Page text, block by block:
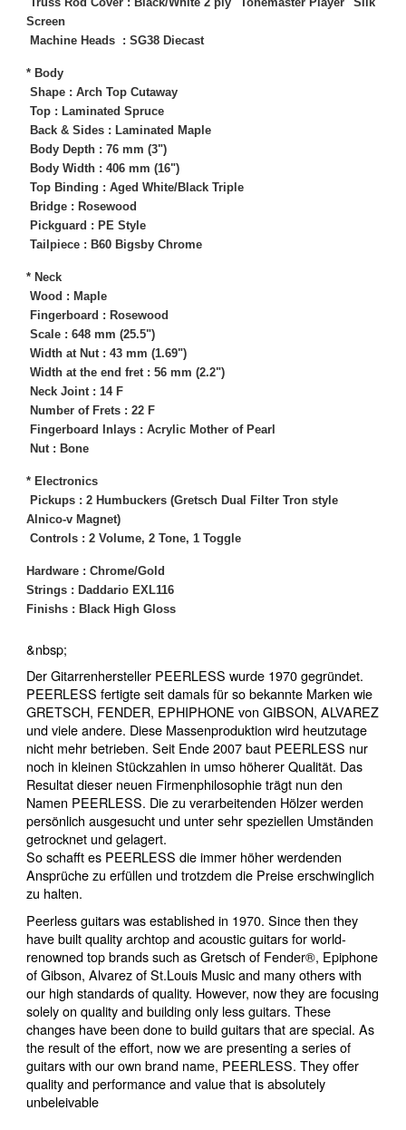
Screen
Machine Heads : SG38 Diecast
* Body
Shape : Arch Top Cutaway
Top : Laminated Spruce
Back & Sides : Laminated Maple
Body Depth : 76 mm (3")
Body Width : 406 mm (16")
Top Binding : Aged White/Black Triple
Bridge : Rosewood
Pickguard : PE Style
Tailpiece : B60 Bigsby Chrome
* Neck
Wood : Maple
Fingerboard : Rosewood
Scale : 648 mm (25.5")
Width at Nut : 43 mm (1.69")
Width at the end fret : 56 mm (2.2")
Neck Joint : 14 F
Number of Frets : 22 F
Fingerboard Inlays : Acrylic Mother of Pearl
Nut : Bone
* Electronics
Pickups : 2 Humbuckers (Gretsch Dual Filter Tron style
Alnico-v Magnet)
Controls : 2 Volume, 2 Tone, 1 Toggle
Hardware : Chrome/Gold
Strings : Daddario EXL116
Finishs : Black High Gloss
&nbsp;
Der Gitarrenhersteller PEERLESS wurde 1970 gegründet.
PEERLESS fertigte seit damals für so bekannte Marken wie
GRETSCH, FENDER, EPHIPHONE von GIBSON, ALVAREZ
und viele andere. Diese Massenproduktion wird heutzutage
nicht mehr betrieben. Seit Ende 2007 baut PEERLESS nur
noch in kleinen Stückzahlen in umso höherer Qualität. Das
Resultat dieser neuen Firmenphilosophie trägt nun den
Namen PEERLESS. Die zu verarbeitenden Hölzer werden
persönlich ausgesucht und unter sehr speziellen Umständen
getrocknet und gelagert.
So schafft es PEERLESS die immer höher werdenden
Ansprüche zu erfüllen und trotzdem die Preise erschwinglich
zu halten.
Peerless guitars was established in 1970. Since then they
have built quality archtop and acoustic guitars for world-
renowned top brands such as Gretsch of Fender®, Epiphone
of Gibson, Alvarez of St.Louis Music and many others with
our high standards of quality. However, now they are focusing
solely on quality and building only less guitars. These
changes have been done to build guitars that are special. As
the result of the effort, now we are presenting a series of
guitars with our own brand name, PEERLESS. They offer
quality and performance and value that is absolutely
unbeleivable